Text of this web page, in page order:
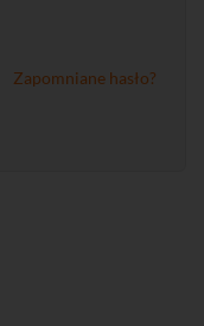
Zapomniane hasło?